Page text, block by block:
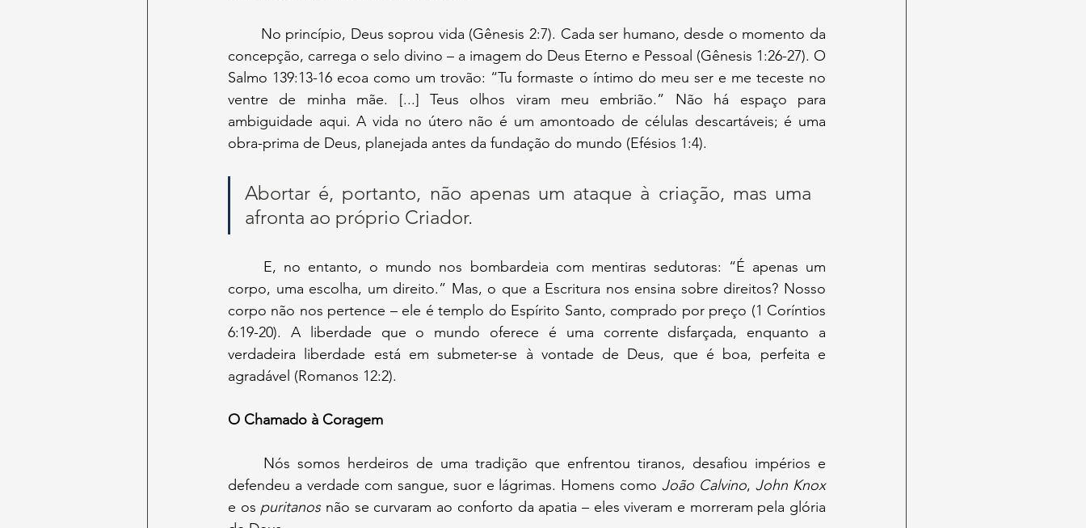
concepção, carrega o selo divino – a imagem do Deus Eterno e Pessoal (Gênesis 1:26-27). O
Salmo 139:13-16 ecoa como um trovão: “Tu formaste o íntimo do meu ser e me teceste no
ventre de minha mãe. [...] Teus olhos viram meu embrião.” Não há espaço para
ambiguidade aqui. A vida no útero não é um amontoado de células descartáveis; é uma
obra-prima de Deus, planejada antes da fundação do mundo (Efésios 1:4).
Abortar é, portanto, não apenas um ataque à criação, mas uma
afronta ao próprio Criador.
corpo, uma escolha, um direito.” Mas, o que a Escritura nos ensina sobre direitos? Nosso
corpo não nos pertence – ele é templo do Espírito Santo, comprado por preço (1 Coríntios
6:19-20). A liberdade que o mundo oferece é uma corrente disfarçada, enquanto a
verdadeira liberdade está em submeter-se à vontade de Deus, que é boa, perfeita e
agradável (Romanos 12:2).
O Chamado à Coragem
defendeu a verdade com sangue, suor e lágrimas. Homens como João Calvino,
John Knox
e os puritanos não se curvaram ao conforto da apatia – eles viveram e morreram pela glória